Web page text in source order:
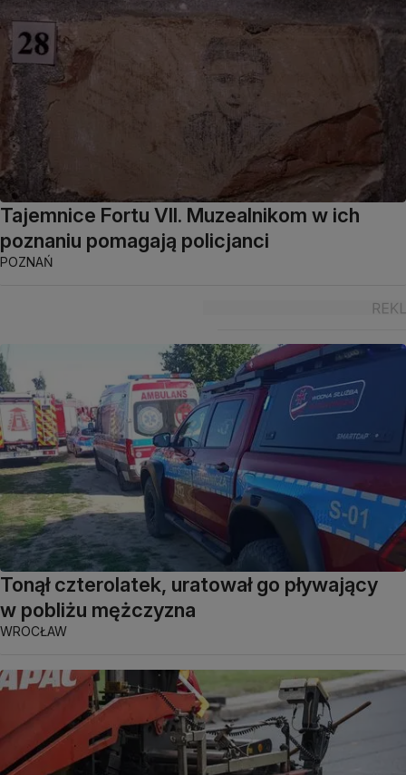
Tajemnice Fortu VII. Muzealnikom w ich
poznaniu pomagają policjanci
POZNAŃ
Tonął czterolatek, uratował go pływający
w pobliżu mężczyzna
WROCŁAW